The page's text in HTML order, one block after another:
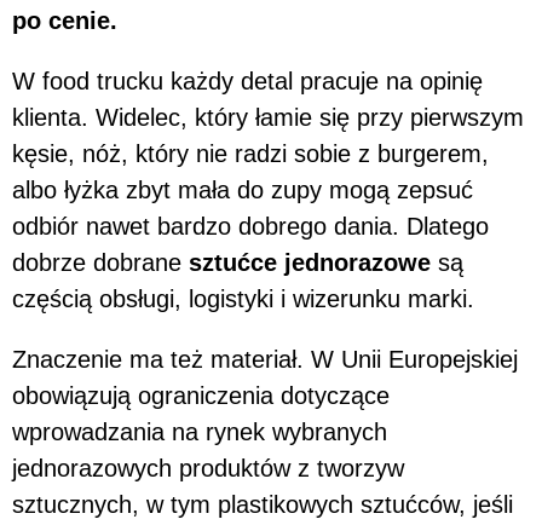
po cenie.
W food trucku każdy detal pracuje na opinię
klienta. Widelec, który łamie się przy pierwszym
kęsie, nóż, który nie radzi sobie z burgerem,
albo łyżka zbyt mała do zupy mogą zepsuć
odbiór nawet bardzo dobrego dania. Dlatego
dobrze dobrane sztućce jednorazowe są
częścią obsługi, logistyki i wizerunku marki.
Znaczenie ma też materiał. W Unii Europejskiej
obowiązują ograniczenia dotyczące
wprowadzania na rynek wybranych
jednorazowych produktów z tworzyw
sztucznych, w tym plastikowych sztućców, jeśli